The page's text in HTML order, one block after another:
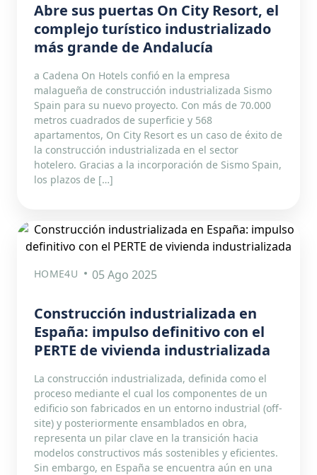
Abre sus puertas On City Resort, el
complejo turístico industrializado
más grande de Andalucía
a Cadena On Hotels confió en la empresa
malagueña de construcción industrializada Sismo
Spain para su nuevo proyecto. Con más de 70.000
metros cuadrados de superficie y 568
apartamentos, On City Resort es un caso de éxito de
la construcción industrializada en el sector
hotelero. Gracias a la incorporación de Sismo Spain,
los plazos de […]
HOME4U 05 Ago 2025
Construcción industrializada en
España: impulso definitivo con el
PERTE de vivienda industrializada
La construcción industrializada, definida como el
proceso mediante el cual los componentes de un
edificio son fabricados en un entorno industrial (off-
site) y posteriormente ensamblados en obra,
representa un pilar clave en la transición hacia
modelos constructivos más sostenibles y eficientes.
Sin embargo, en España se encuentra aún en una